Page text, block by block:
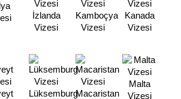
İzlanda
Vizesi
Kamboçya
Vizesi
Kanada
Vizesi
LüksemburgMacaristan
Malta
Vizesi